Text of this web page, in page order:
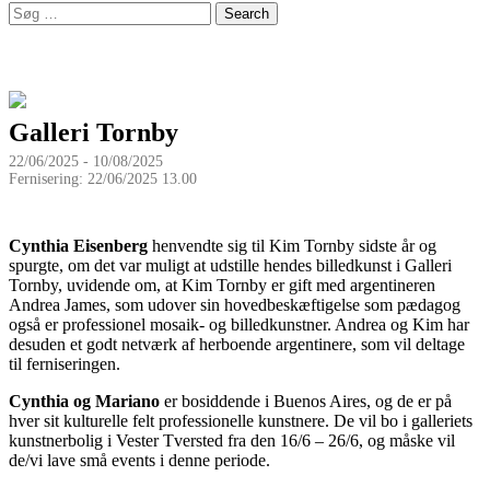
Search
for:
Galleri Tornby
22/06/2025 - 10/08/2025
Fernisering: 22/06/2025 13.00
Cynthia Eisenberg henvendte sig til Kim Tornby sidste år og
spurgte, om det var muligt at udstille hendes billedkunst i Galleri
Tornby, uvidende om, at Kim Tornby er gift med argentineren
Andrea James, som udover sin hovedbeskæftigelse som pædagog
også er professionel mosaik- og billedkunstner. Andrea og Kim har
desuden et godt netværk af herboende argentinere, som vil deltage
til ferniseringen.
Cynthia og Mariano er bosiddende i Buenos Aires, og de er på
hver sit kulturelle felt professionelle kunstnere. De vil bo i galleriets
kunstnerbolig i Vester Tversted fra den 16/6 – 26/6, og måske vil
de/vi lave små events i denne periode.